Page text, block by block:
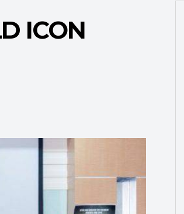
ICON